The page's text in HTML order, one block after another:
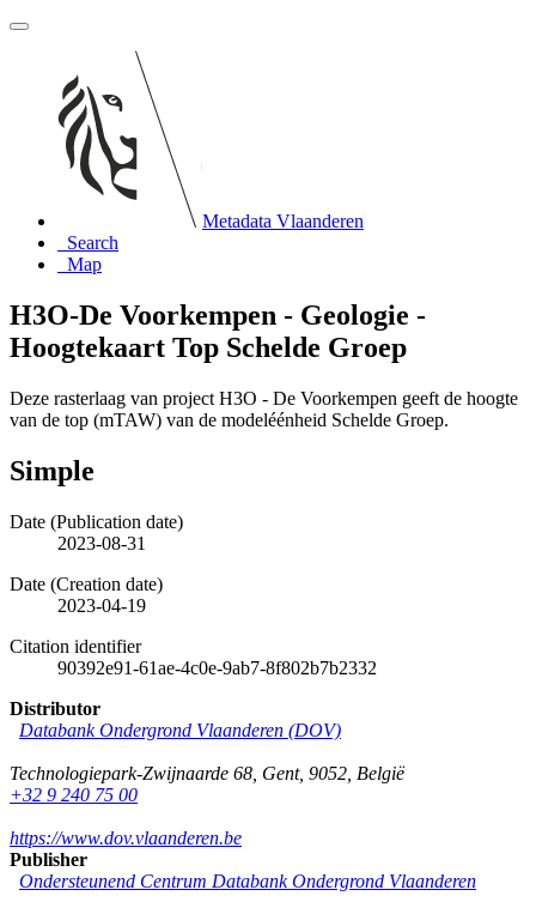
Metadata Vlaanderen
Search
Map
H3O-De Voorkempen - Geologie -
Hoogtekaart Top Schelde Groep
Deze rasterlaag van project H3O - De Voorkempen geeft de hoogte
van de top (mTAW) van de modeléénheid Schelde Groep.
Simple
Date (Publication date)
2023-08-31
Date (Creation date)
2023-04-19
Citation identifier
90392e91-61ae-4c0e-9ab7-8f802b7b2332
Distributor
Databank Ondergrond Vlaanderen (DOV)
Technologiepark-Zwijnaarde 68 Gent, 9052 België
+32 9 240 75 00
https://www.dov.vlaanderen.be
Publisher
Ondersteunend Centrum Databank Ondergrond Vlaanderen